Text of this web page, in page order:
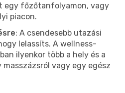
egy főzőtanfolyamon, vagy
piacon.
: A csendesebb utazási
lelassíts. A wellness-
ilyenkor több a hely és a
masszázsról vagy egy egész